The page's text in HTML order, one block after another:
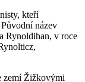
kteří
název
Rynoldihan, v roce
zemí Žižkovými